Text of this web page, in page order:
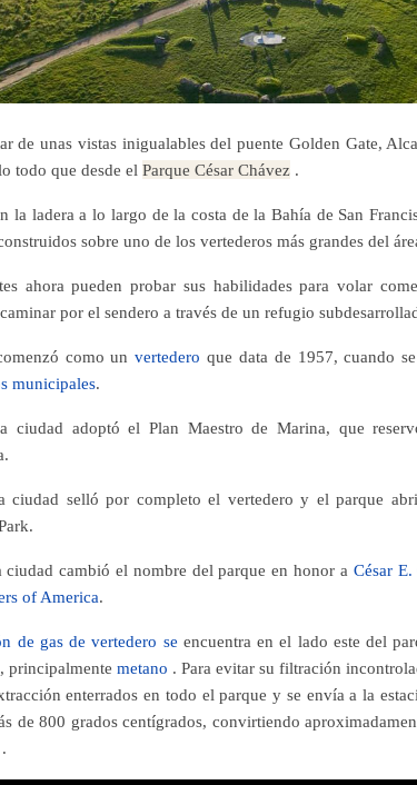
de unas vistas inigualables del puente Golden Gate,
todo que desde el Parque César Chávez .
la ladera a lo largo de la costa de la Bahía de San
sobre uno de los vertederos más grandes del
ahora pueden probar sus habilidades para volar
por el sendero a través de un refugio
como unvertedero que data de 1957, cuando
municipales.
ciudad adoptó el Plan Maestro de Marina, que
ciudad selló por completo el vertedero y el parque
ciudad cambió el nombre del parque en honor a César
of America.
de gas de vertedero se encuentra en el lado este del
principalmentemetano . Para evitar su filtración
enterrados en todo el parque y se envía a la
de 800 grados centígrados, convirtiendo
.